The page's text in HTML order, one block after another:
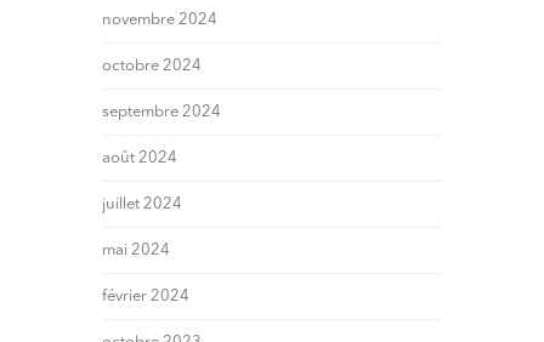
novembre 2024
octobre 2024
septembre 2024
août 2024
juillet 2024
mai 2024
février 2024